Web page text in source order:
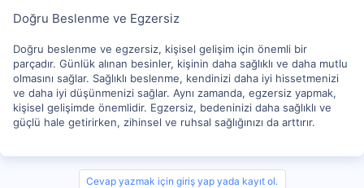
Doğru Beslenme ve Egzersiz
Doğru beslenme ve egzersiz, kişisel gelişim için önemli bir
parçadır. Günlük alınan besinler, kişinin daha sağlıklı ve daha mutlu
olmasını sağlar. Sağlıklı beslenme, kendinizi daha iyi hissetmenizi
ve daha iyi düşünmenizi sağlar. Aynı zamanda, egzersiz yapmak,
kişisel gelişimde önemlidir. Egzersiz, bedeninizi daha sağlıklı ve
güçlü hale getirirken, zihinsel ve ruhsal sağlığınızı da arttırır.
Cevap yazmak için giriş yap yada kayıt ol.